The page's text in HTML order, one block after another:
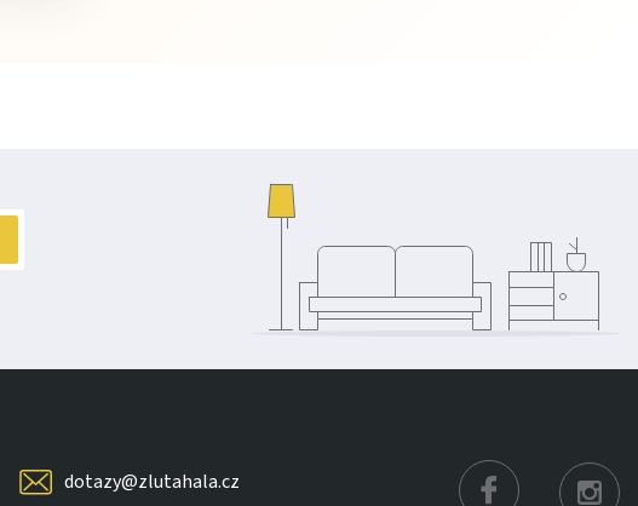
dotazy@zlutahala.cz